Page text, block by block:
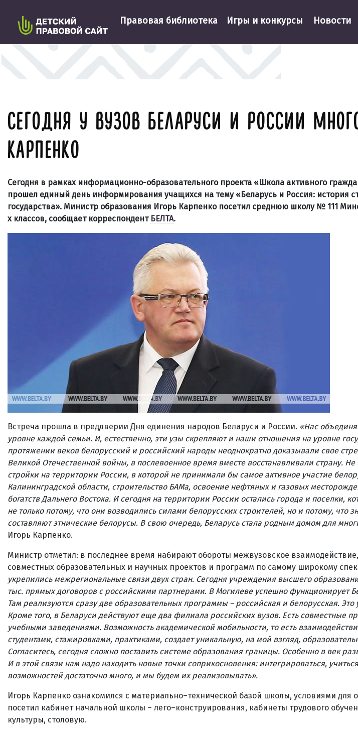
Правовая библиотека Игры и конкурсы Новости
СЕГОДНЯ У ВУЗОВ БЕЛАРУСИ И РОССИИ
КАРПЕНКО
Сегодня в рамках информационно-образовательного проекта «Школа активного
прошел единый день информирования учащихся на тему «Беларусь и Россия: история
государства». Министр образования Игорь Карпенко посетил среднюю школу № 111
х классов, сообщает корреспондент БЕЛТА.
Встреча прошла в преддверии Дня единения народов Беларуси и России. «Нас
уровне каждой семьи. И, естественно, эти узы скрепляют и наши отношения на уровне
протяжении веков белорусский и российский народы неоднократно доказывали свое
Великой Отечественной войны, в послевоенное время вместе восстанавливали страну.
стройки на территории России, в которой не принимали бы самое активное участие
Калининградской области, строительство БАМа, освоение нефтяных и газовых
богатств Дальнего Востока. И сегодня на территории России остались города и поселки,
не только потому, что они возводились силами белорусских строителей, но и потому, что
составляют этнические белорусы. В свою очередь, Беларусь стала родным домом для
Игорь Карпенко.
Министр отметил: в последнее время набирают обороты межвузовское
совместных образовательных и научных проектов и программ по самому широкому
укрепились межрегиональные связи двух стран. Сегодня учреждения высшего
тыс. прямых договоров с российскими партнерами. В Могилеве успешно функционирует
Там реализуются сразу две образовательных программы – российская и белорусская. Это
Кроме того, в Беларуси действуют еще два филиала российских вузов. Есть
учебными заведениями. Возможность академической мобильности, то есть
студентами, стажировками, практиками, создает уникальную, на мой взгляд,
Согласитесь, сегодня сложно поставить системе образования границы. Особенно в век
И в этой связи нам надо находить новые точки соприкосновения: интегрироваться,
возможностей достаточно много, и мы будем их реализовывать».
Игорь Карпенко ознакомился с материально–технической базой школы, условиями для
посетил кабинет начальной школы – лего–конструирования, кабинеты трудового
культуры, столовую.